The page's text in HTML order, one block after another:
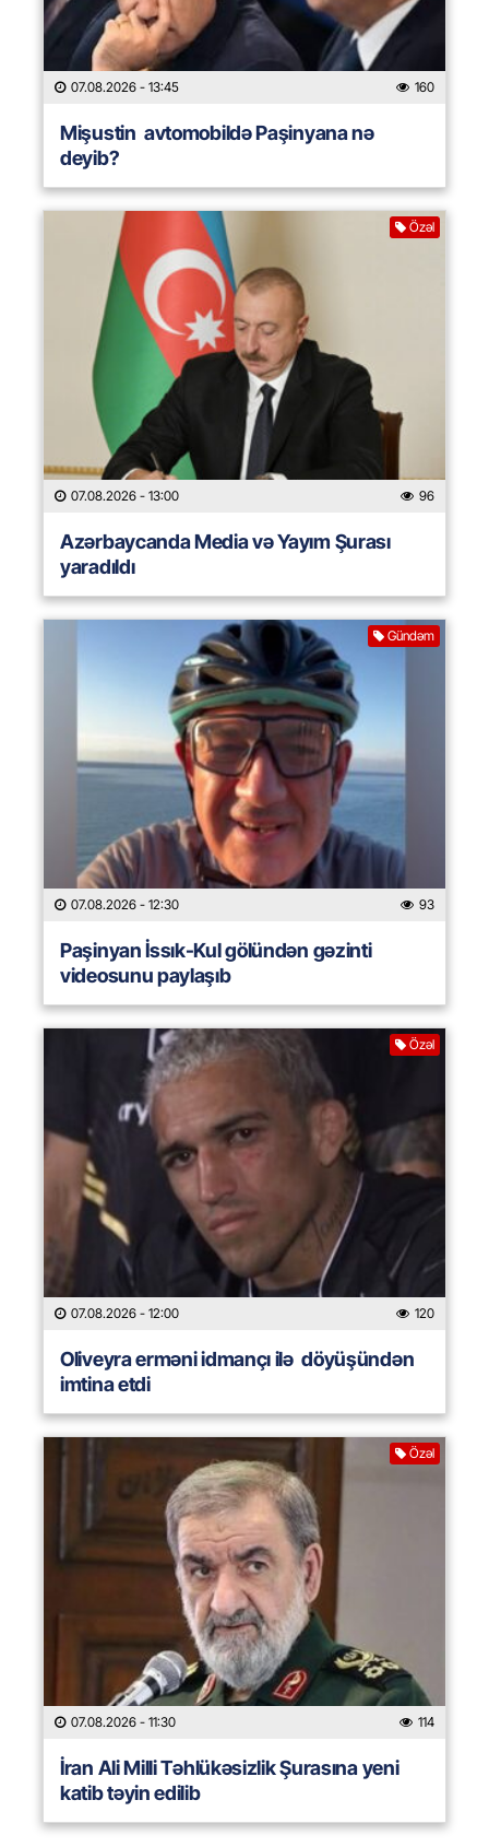
07.08.2026 - 13:45 160
Mişustin avtomobildə Paşinyana nə
deyib?
Özəl
07.08.2026 - 13:00 96
Azərbaycanda Media və Yayım Şurası
yaradıldı
Gündəm
07.08.2026 - 12:30 93
Paşinyan İssık-Kul gölündən gəzinti
videosunu paylaşıb
Özəl
07.08.2026 - 12:00 120
Oliveyra erməni idmançı ilə döyüşündən
imtina etdi
Özəl
07.08.2026 - 11:30 114
İran Ali Milli Təhlükəsizlik Şurasına yeni
katib təyin edilib